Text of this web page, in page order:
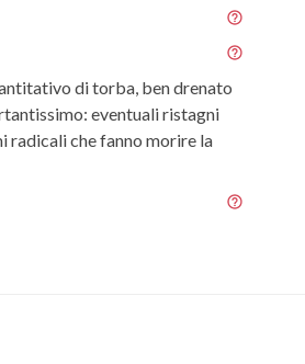
di torba, ben drenato
eventuali ristagni
radicali che fanno morire la